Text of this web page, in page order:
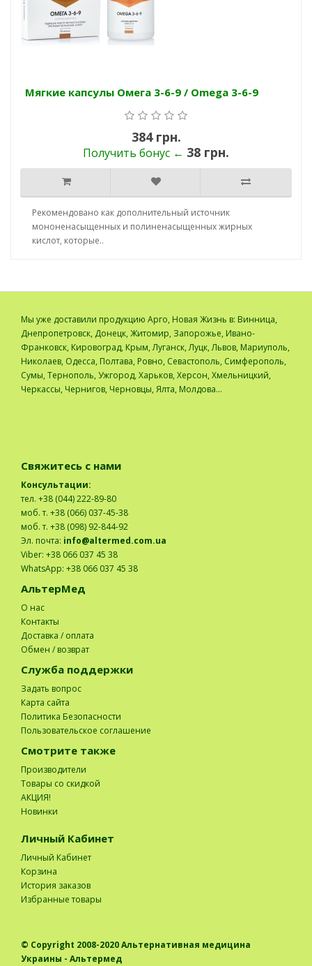
Мягкие капсулы Омега 3-6-9 / Omega 3-6-9
384 грн.
Получить бонус ← 38 грн.
Рекомендовано как дополнительный источник
мононенасыщенных и полиненасыщенных жирных
кислот, которые..
Мы уже доставили продукцию Арго, Новая Жизнь в: Винница,
Днепропетровск, Донецк, Житомир, Запорожье, Ивано-
Франковск, Кировоград, Крым, Луганск, Луцк, Львов, Мариуполь,
Николаев, Одесса, Полтава, Ровно, Севастополь, Симферополь,
Сумы, Тернополь, Ужгород, Харьков, Херсон, Хмельницкий,
Черкассы, Чернигов, Черновцы, Ялта, Молдова...
Свяжитесь с нами
Консультации:
тел. +38 (044) 222-89-80
моб. т. +38 (066) 037-45-38
моб. т. +38 (098) 92-844-92
Эл. почта: info@altermed.com.ua
Viber: +38 066 037 45 38
WhatsApp: +38 066 037 45 38
АльтерМед
О нас
Контакты
Доставка / оплата
Обмен / возврат
Служба поддержки
Задать вопрос
Карта сайта
Политика Безопасности
Пользовательское соглашение
Смотрите также
Производители
Товары со скидкой
АКЦИЯ!
Новинки
Личный Кабинет
Личный Кабинет
Корзина
История заказов
Избранные товары
© Copyright 2008-2020Альтернативная медицина
Украины - Альтермед